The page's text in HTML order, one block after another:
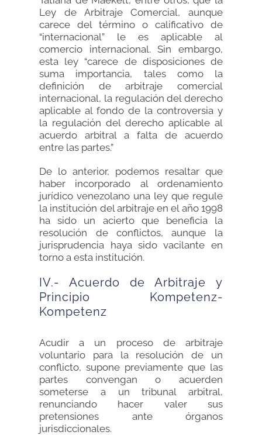
Ley de Arbitraje Comercial, aunque
carece del término o calificativo de
“internacional” le es aplicable al
comercio internacional. Sin embargo,
esta ley “carece de disposiciones de
suma importancia, tales como la
definición de arbitraje comercial
internacional, la regulación del derecho
aplicable al fondo de la controversia y
la regulación del derecho aplicable al
acuerdo arbitral a falta de acuerdo
entre las partes.”
De lo anterior, podemos resaltar que
haber incorporado al ordenamiento
jurídico venezolano una ley que regule
la institución del arbitraje en el año 1998
ha sido un acierto que beneficia la
resolución de conflictos, aunque la
jurisprudencia haya sido vacilante en
torno a esta institución.
IV.- Acuerdo de Arbitraje y
Principio Kompetenz-
Kompetenz
Acudir a un proceso de arbitraje
voluntario para la resolución de un
conflicto, supone previamente que las
partes convengan o acuerden
someterse a un tribunal arbitral,
renunciando hacer valer sus
pretensiones ante órganos
jurisdiccionales.